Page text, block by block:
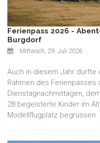
Ferienpass 2026 -
Burgdorf
Mittwoch, 29. Juli 2026
Auch in diesem Jahr
Rahmen des Ferienpasses
Dienstagnachmittagen,
28 begeisterte Kinder im
Modellflugplatz begrüssen.